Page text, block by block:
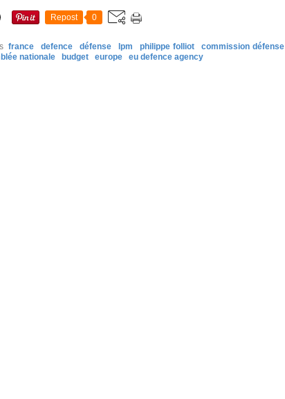
Repost 0
france defence défense lpm philippe folliot
commission défense
nationale budget europe
eu defence agency